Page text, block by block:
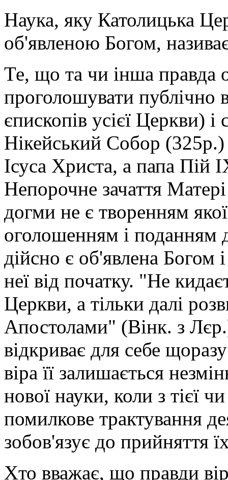
Наука, яку Католицька
об'яв­леною Богом,
Те, що та чи інша правда
проголошувати публічно
єпископів усієї Церкви)
Нікейський Собор
Ісуса Христа, а папа Пій
Непорочне зачаття
догми не є творенням
оголошенням і поданням
дійсно є об'явлена Богом
неї від початку. "Не
Церкви, а тільки далі
Апостолами" (Вінк. з
відкриває для себе
віра її залишається
нової науки, коли з тієї
помилкове трактування
зобов'язує до прийняття
Хто вважає, що правди